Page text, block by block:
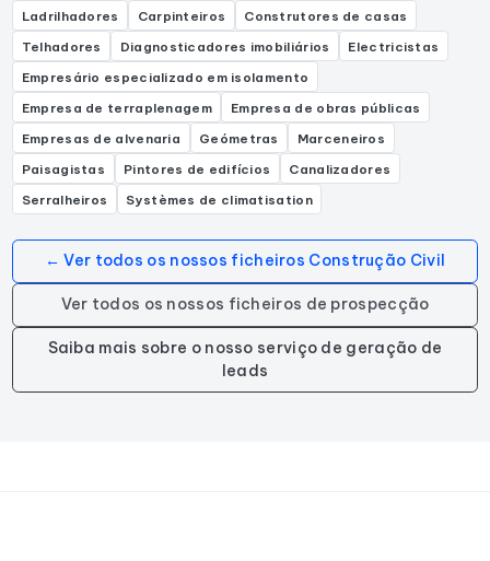
Ladrilhadores
Carpinteiros
Construtores de casas
Telhadores
Diagnosticadores imobiliários
Electricistas
Empresário especializado em isolamento
Empresa de terraplenagem
Empresa de obras públicas
Empresas de alvenaria
Geómetras
Marceneiros
Paisagistas
Pintores de edifícios
Canalizadores
Serralheiros
Systèmes de climatisation
← Ver todos os nossos ficheiros Construção Civil
Ver todos os nossos ficheiros de prospecção
Saiba mais sobre o nosso serviço de geração de
leads